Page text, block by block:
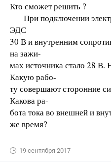
Кто сможет решить ?
При подключении
ЭДС
30 В и внутренним
на зажи-
мах источника стало 28 В.
Какую рабо-
ту совершают сторонние
Какова ра-
бота тока во внешней и
же время?
19 сентября 2017